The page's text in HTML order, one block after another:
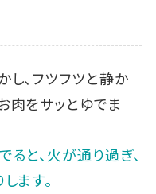
、フツフツと静か
肉をサッとゆでま
と、火が通り過ぎ、
ます。